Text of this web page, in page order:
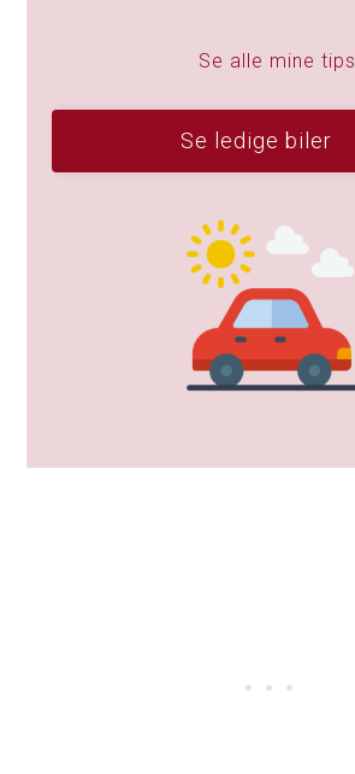
Se alle mine tips
Se ledige biler